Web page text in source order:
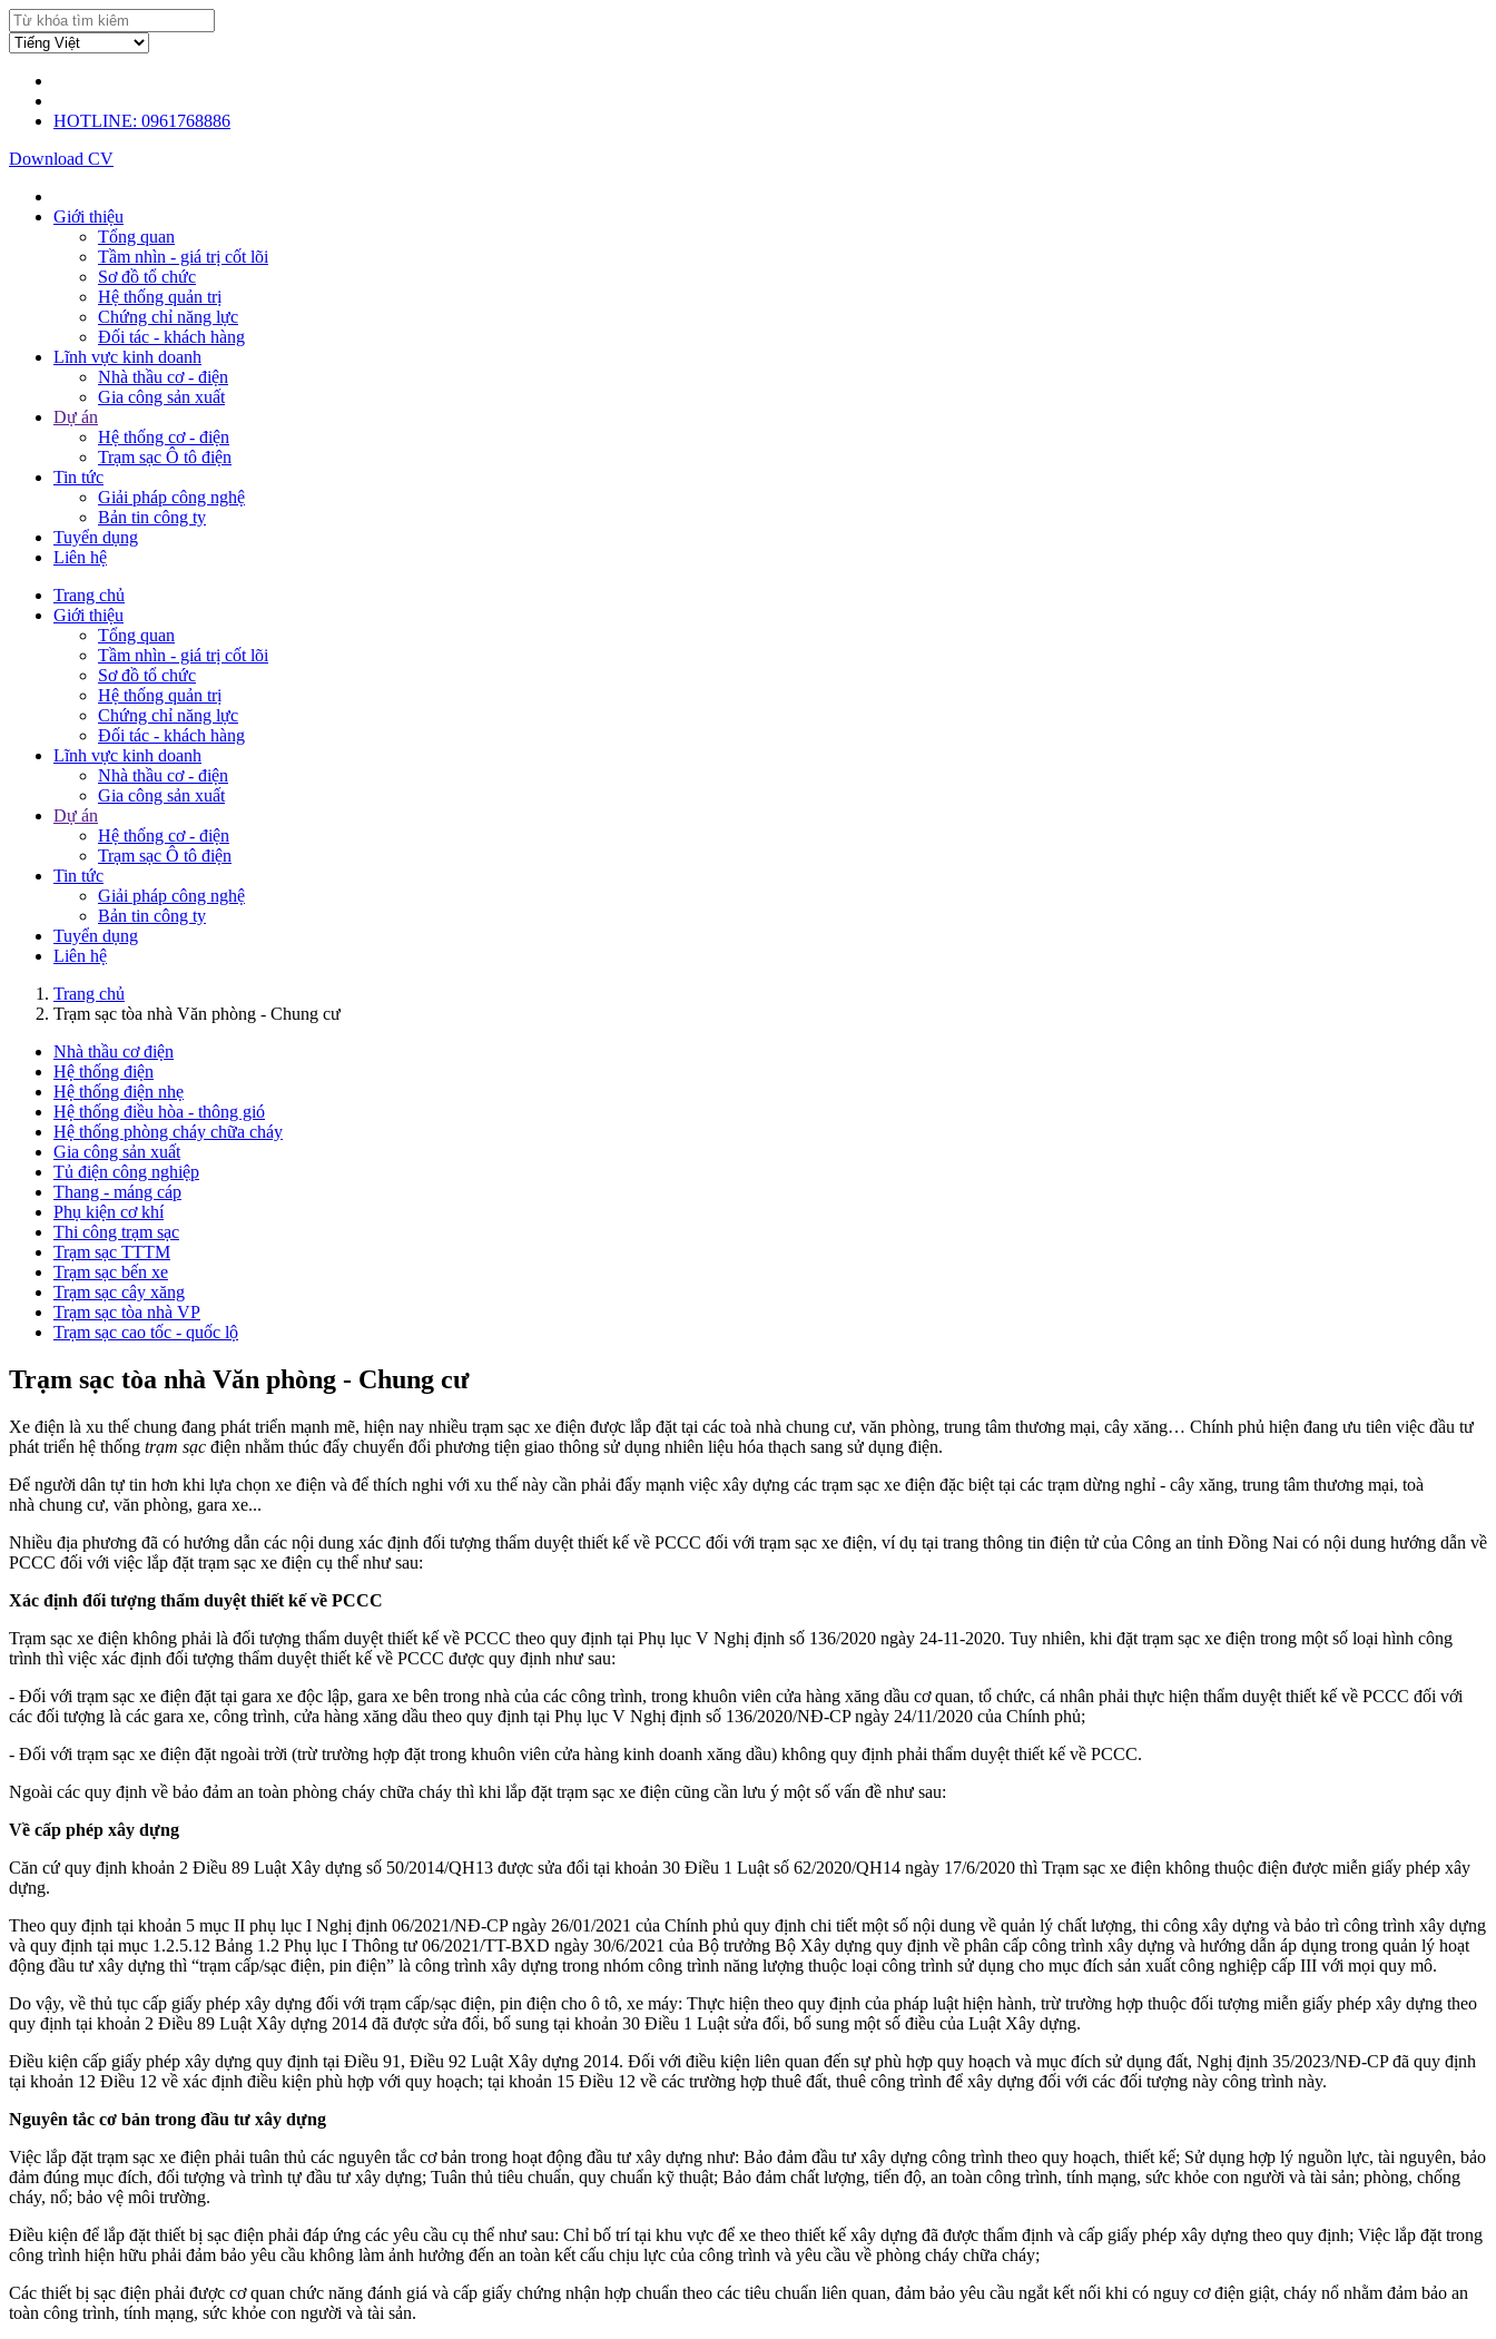
HOTLINE: 0961768886
Download CV
Giới thiệu
Tổng quan
Tầm nhìn - giá trị cốt lõi
Sơ đồ tổ chức
Hệ thống quản trị
Chứng chỉ năng lực
Đối tác - khách hàng
Lĩnh vực kinh doanh
Nhà thầu cơ - điện
Gia công sản xuất
Dự án
Hệ thống cơ - điện
Trạm sạc Ô tô điện
Tin tức
Giải pháp công nghệ
Bản tin công ty
Tuyển dụng
Liên hệ
Trang chủ
Giới thiệu
Tổng quan
Tầm nhìn - giá trị cốt lõi
Sơ đồ tổ chức
Hệ thống quản trị
Chứng chỉ năng lực
Đối tác - khách hàng
Lĩnh vực kinh doanh
Nhà thầu cơ - điện
Gia công sản xuất
Dự án
Hệ thống cơ - điện
Trạm sạc Ô tô điện
Tin tức
Giải pháp công nghệ
Bản tin công ty
Tuyển dụng
Liên hệ
Trang chủ
Trạm sạc tòa nhà Văn phòng - Chung cư
Nhà thầu cơ điện
Hệ thống điện
Hệ thống điện nhẹ
Hệ thống điều hòa - thông gió
Hệ thống phòng cháy chữa cháy
Gia công sản xuất
Tủ điện công nghiệp
Thang - máng cáp
Phụ kiện cơ khí
Thi công trạm sạc
Trạm sạc TTTM
Trạm sạc bến xe
Trạm sạc cây xăng
Trạm sạc tòa nhà VP
Trạm sạc cao tốc - quốc lộ
Trạm sạc tòa nhà Văn phòng - Chung cư
Xe điện là xu thế chung đang phát triển mạnh mẽ, hiện nay nhiều trạm sạc xe điện được lắp đặt tại các toà nhà chung cư, văn phòng, trung tâm thương mại, cây xăng… Chính phủ hiện đang ưu tiên việc đầu tư
phát triển hệ thống trạm sạc điện nhằm thúc đẩy chuyển đổi phương tiện giao thông sử dụng nhiên liệu hóa thạch sang sử dụng điện.
Để người dân tự tin hơn khi lựa chọn xe điện và để thích nghi với xu thế này cần phải đẩy mạnh việc xây dựng các trạm sạc xe điện đặc biệt tại các trạm dừng nghỉ - cây xăng, trung tâm thương mại, toà
nhà chung cư, văn phòng, gara xe...
Nhiều địa phương đã có hướng dẫn các nội dung xác định đối tượng thẩm duyệt thiết kế về PCCC đối với trạm sạc xe điện, ví dụ tại trang thông tin điện tử của Công an tỉnh Đồng Nai có nội dung hướng dẫn về
PCCC đối với việc lắp đặt trạm sạc xe điện cụ thể như sau:
Xác định đối tượng thẩm duyệt thiết kế về PCCC
Trạm sạc xe điện không phải là đối tượng thẩm duyệt thiết kế về PCCC theo quy định tại Phụ lục V Nghị định số 136/2020 ngày 24-11-2020. Tuy nhiên, khi đặt trạm sạc xe điện trong một số loại hình công
trình thì việc xác định đối tượng thẩm duyệt thiết kế về PCCC được quy định như sau:
- Đối với trạm sạc xe điện đặt tại gara xe độc lập, gara xe bên trong nhà của các công trình, trong khuôn viên cửa hàng xăng dầu cơ quan, tổ chức, cá nhân phải thực hiện thẩm duyệt thiết kế về PCCC đối với
các đối tượng là các gara xe, công trình, cửa hàng xăng dầu theo quy định tại Phụ lục V Nghị định số 136/2020/NĐ-CP ngày 24/11/2020 của Chính phủ;
- Đối với trạm sạc xe điện đặt ngoài trời (trừ trường hợp đặt trong khuôn viên cửa hàng kinh doanh xăng dầu) không quy định phải thẩm duyệt thiết kế về PCCC.
Ngoài các quy định về bảo đảm an toàn phòng cháy chữa cháy thì khi lắp đặt trạm sạc xe điện cũng cần lưu ý một số vấn đề như sau:
Về cấp phép xây dựng
Căn cứ quy định khoản 2 Điều 89 Luật Xây dựng số 50/2014/QH13 được sửa đổi tại khoản 30 Điều 1 Luật số 62/2020/QH14 ngày 17/6/2020 thì Trạm sạc xe điện không thuộc điện được miễn giấy phép xây
dựng.
Theo quy định tại khoản 5 mục II phụ lục I Nghị định 06/2021/NĐ-CP ngày 26/01/2021 của Chính phủ quy định chi tiết một số nội dung về quản lý chất lượng, thi công xây dựng và bảo trì công trình xây dựng
và quy định tại mục 1.2.5.12 Bảng 1.2 Phụ lục I Thông tư 06/2021/TT-BXD ngày 30/6/2021 của Bộ trưởng Bộ Xây dựng quy định về phân cấp công trình xây dựng và hướng dẫn áp dụng trong quản lý hoạt
động đầu tư xây dựng thì “trạm cấp/sạc điện, pin điện” là công trình xây dựng trong nhóm công trình năng lượng thuộc loại công trình sử dụng cho mục đích sản xuất công nghiệp cấp III với mọi quy mô.
Do vậy, về thủ tục cấp giấy phép xây dựng đối với trạm cấp/sạc điện, pin điện cho ô tô, xe máy: Thực hiện theo quy định của pháp luật hiện hành, trừ trường hợp thuộc đối tượng miễn giấy phép xây dựng theo
quy định tại khoản 2 Điều 89 Luật Xây dựng 2014 đã được sửa đổi, bổ sung tại khoản 30 Điều 1 Luật sửa đổi, bổ sung một số điều của Luật Xây dựng.
Điều kiện cấp giấy phép xây dựng quy định tại Điều 91, Điều 92 Luật Xây dựng 2014. Đối với điều kiện liên quan đến sự phù hợp quy hoạch và mục đích sử dụng đất, Nghị định 35/2023/NĐ-CP đã quy định
tại khoản 12 Điều 12 về xác định điều kiện phù hợp với quy hoạch; tại khoản 15 Điều 12 về các trường hợp thuê đất, thuê công trình để xây dựng đối với các đối tượng này công trình này.
Nguyên tắc cơ bản trong đầu tư xây dựng
Việc lắp đặt trạm sạc xe điện phải tuân thủ các nguyên tắc cơ bản trong hoạt động đầu tư xây dựng như: Bảo đảm đầu tư xây dựng công trình theo quy hoạch, thiết kế; Sử dụng hợp lý nguồn lực, tài nguyên, bảo
đảm đúng mục đích, đối tượng và trình tự đầu tư xây dựng; Tuân thủ tiêu chuẩn, quy chuẩn kỹ thuật; Bảo đảm chất lượng, tiến độ, an toàn công trình, tính mạng, sức khỏe con người và tài sản; phòng, chống
cháy, nổ; bảo vệ môi trường.
Điều kiện để lắp đặt thiết bị sạc điện phải đáp ứng các yêu cầu cụ thể như sau: Chỉ bố trí tại khu vực để xe theo thiết kế xây dựng đã được thẩm định và cấp giấy phép xây dựng theo quy định; Việc lắp đặt trong
công trình hiện hữu phải đảm bảo yêu cầu không làm ảnh hưởng đến an toàn kết cấu chịu lực của công trình và yêu cầu về phòng cháy chữa cháy;
Các thiết bị sạc điện phải được cơ quan chức năng đánh giá và cấp giấy chứng nhận hợp chuẩn theo các tiêu chuẩn liên quan, đảm bảo yêu cầu ngắt kết nối khi có nguy cơ điện giật, cháy nổ nhằm đảm bảo an
toàn công trình, tính mạng, sức khỏe con người và tài sản.